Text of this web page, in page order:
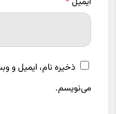
ذخیره نام، ایمیل و
می‌نویسم.